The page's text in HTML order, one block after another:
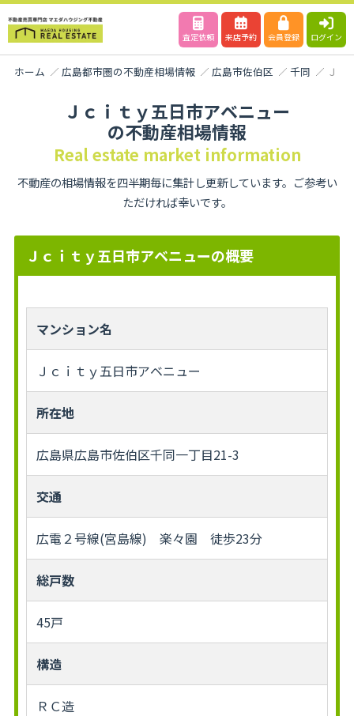
査定依頼 来店予約 会員登録 ログイン
ホーム 広島都市圏の不動産相場情報 広島市佐伯区 千同 Ｊｃ
Ｊｃｉｔｙ五日市アベニュー
の不動産相場情報
Real estate market information
不動産の相場情報を四半期毎に集計し更新しています。ご参考い
ただければ幸いです。
Ｊｃｉｔｙ五日市アベニューの概要
マンション名
Ｊｃｉｔｙ五日市アベニュー
所在地
広島県広島市佐伯区千同一丁目21-3
交通
広電２号線(宮島線) 楽々園 徒歩23分
総戸数
45戸
構造
ＲＣ造